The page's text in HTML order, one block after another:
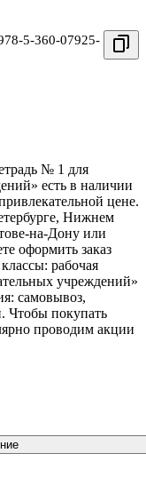
5-360-07925-
№ 1 для
есть в наличии
цене.
Нижнем
на-Дону или
оформить заказ
рабочая
учреждений»
самовывоз,
Чтобы покупать
проводим акции